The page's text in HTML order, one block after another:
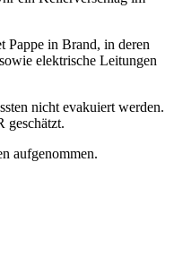
Pappe in Brand, in deren
elektrische Leitungen
nicht evakuiert werden.
geschätzt.
aufgenommen.